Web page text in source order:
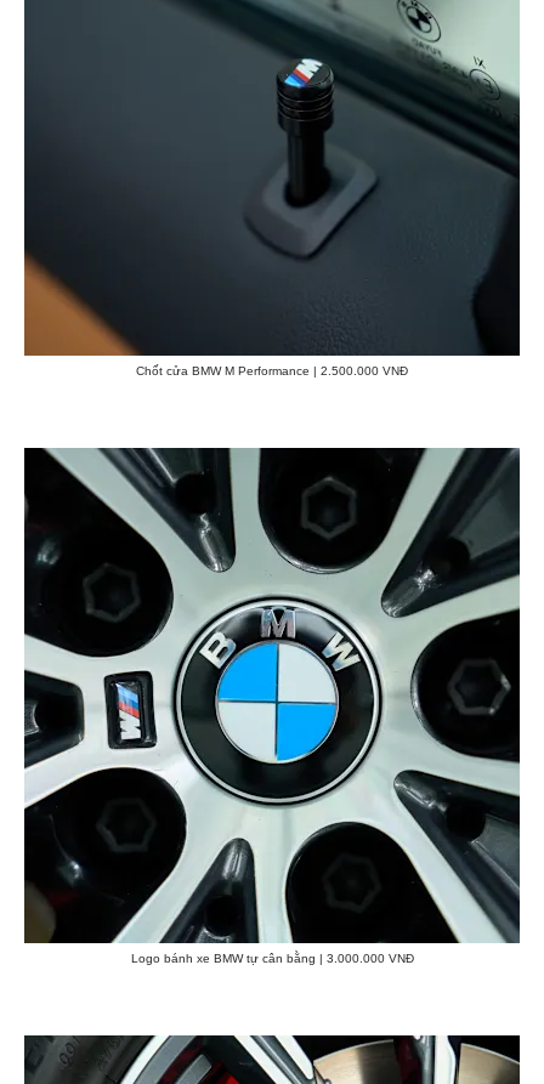
Chốt cửa BMW M Performance | 2.500.000 VNĐ
Logo bánh xe BMW tự cân bằng | 3.000.000 VNĐ